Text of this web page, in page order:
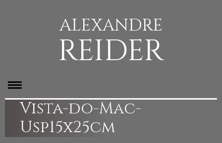
ALEXANDRE
REIDER
Vista-do-Mac-
Usp15x25cm